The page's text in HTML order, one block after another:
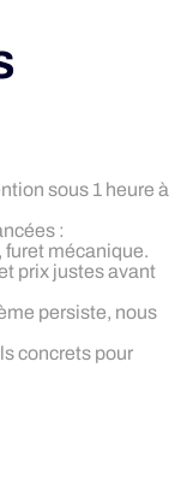
sous 1 heure à
:
furet mécanique.
prix justes avant
persiste, nous
concrets pour